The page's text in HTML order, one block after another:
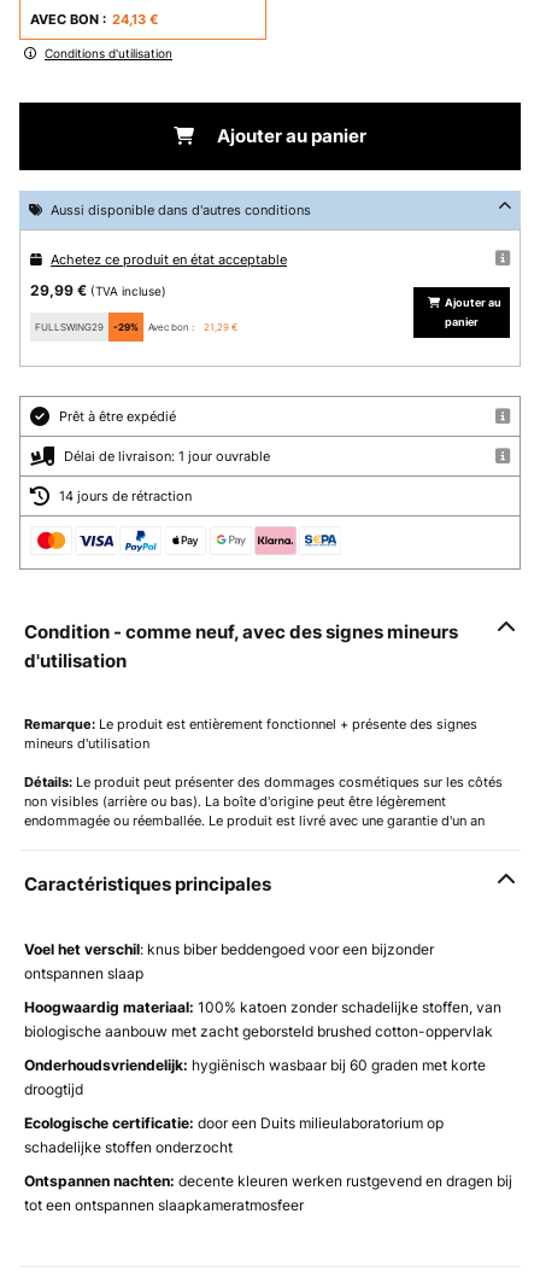
AVEC BON : 24,13 €
Conditions d'utilisation
Ajouter au panier
Aussi disponible dans d'autres conditions
Achetez ce produit en état acceptable
29,99 € (TVA incluse)
FULLSWING29 -29% Avec bon : 21,29 €
Ajouter au
panier
Prêt à être expédié
Délai de livraison: 1 jour ouvrable
14 jours de rétraction
Condition - comme neuf, avec des signes mineurs
d'utilisation
Remarque: Le produit est entièrement fonctionnel + présente des signes
mineurs d'utilisation
Détails: Le produit peut présenter des dommages cosmétiques sur les côtés
non visibles (arrière ou bas). La boîte d'origine peut être légèrement
endommagée ou réemballée. Le produit est livré avec une garantie d'un an
Caractéristiques principales
Voel het verschil: knus biber beddengoed voor een bijzonder
ontspannen slaap
Hoogwaardig materiaal: 100% katoen zonder schadelijke stoffen, van
biologische aanbouw met zacht geborsteld brushed cotton-oppervlak
Onderhoudsvriendelijk: hygiënisch wasbaar bij 60 graden met korte
droogtijd
Ecologische certificatie: door een Duits milieulaboratorium op
schadelijke stoffen onderzocht
Ontspannen nachten: decente kleuren werken rustgevend en dragen bij
tot een ontspannen slaapkameratmosfeer